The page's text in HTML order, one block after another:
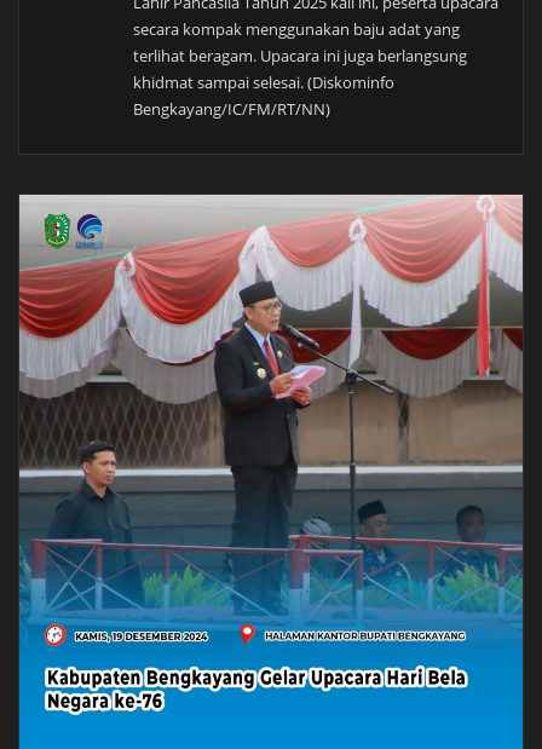
secara kompak menggunakan baju adat yang
terlihat beragam. Upacara ini juga berlangsung
khidmat sampai selesai. (Diskominfo
Bengkayang/IC/FM/RT/NN)